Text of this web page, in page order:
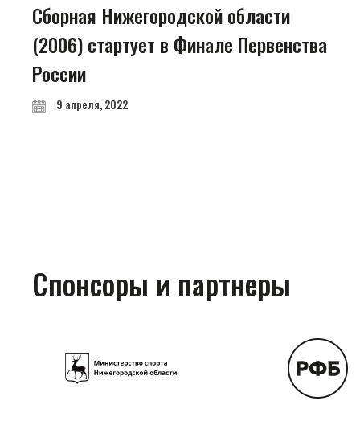
Сборная Нижегородской области
(2006) стартует в Финале Первенства
России
9 апреля, 2022
Спонсоры и партнеры